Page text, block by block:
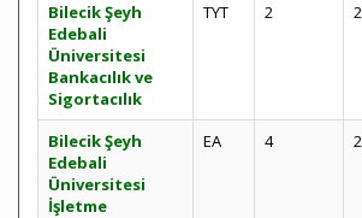
Bilecik Şeyh
Edebali
Üniversitesi
Bankacılık ve
Sigortacılık
TYT 2
Bilecik Şeyh
Edebali
Üniversitesi
İşletme
EA 4